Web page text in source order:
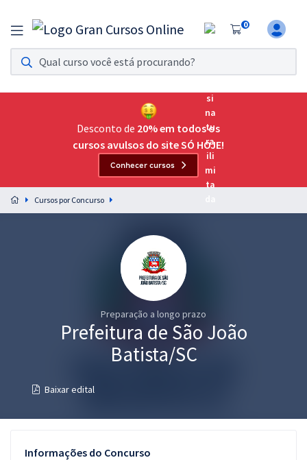
0
Assinatura Ilimitada 11
Acesso a todos os cursos. Teste grátis por 7 dias!
Assinatura OAB Até Passar
Acesso ilimitado a toda preparação para o Exame da
Preparação completa e intensiva para as principais
residências em saúde do Brasil
Questões grátis
Desconto de 20% em todos os
cursos avulsos do site SÓ HOJE!
Conhecer cursos
Cursos por Concurso
Preparação a longo prazo
Prefeitura de São João
Batista/SC
Baixar edital
Informações do Concurso